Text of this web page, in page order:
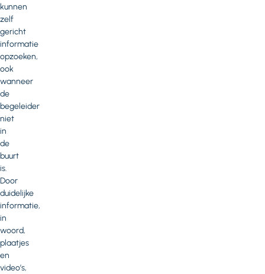
kunnen
zelf
gericht
informatie
opzoeken,
ook
wanneer
de
begeleider
niet
in
de
buurt
is.
Door
duidelijke
informatie,
in
woord,
plaatjes
en
video’s,